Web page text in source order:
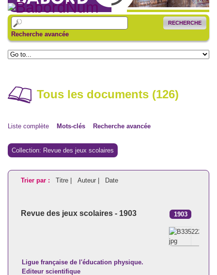
RECHERCHE
Recherche avancée
Tous les documents (126)
Liste complète Mots-clés Recherche avancée
Collection: Revue des jeux scolaires
Trier par : Titre | Auteur | Date
Revue des jeux scolaires - 1903 1903
Ligue française de l'éducation physique.
Editeur scientifique